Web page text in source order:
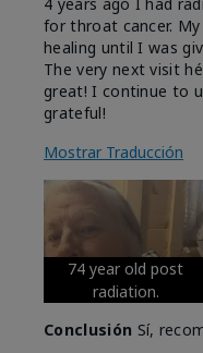
for throat cancer.
healing until I was
The very next visit
great! I continue to
grateful!
Mostrar Traducción
74 year old post
radiation.
Conclusión Sí,